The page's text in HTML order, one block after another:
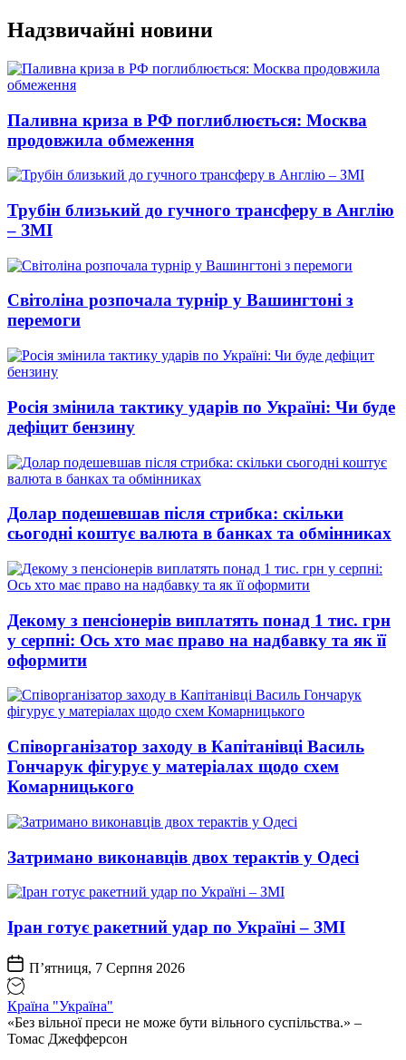
Перейти
до
вмісту
Надзвичайні новини
Паливна криза в РФ поглиблюється: Москва
продовжила обмеження
Трубін близький до гучного трансферу в Англію
– ЗМІ
Світоліна розпочала турнір у Вашингтоні з
перемоги
Росія змінила тактику ударів по Україні: Чи буде
дефіцит бензину
Долар подешевшав після стрибка: скільки
сьогодні коштує валюта в банках та обмінниках
Декому з пенсіонерів виплатять понад 1 тис. грн
у серпні: Ось хто має право на надбавку та як її
оформити
Співорганізатор заходу в Капітанівці Василь
Гончарук фігурує у матеріалах щодо схем
Комарницького
Затримано виконавців двох терактів у Одесі
Іран готує ракетний удар по Україні – ЗМІ
П’ятниця, 7 Серпня 2026
Країна "Україна"
«Без вільної преси не може бути вільного суспільства.» –
Томас Джефферсон